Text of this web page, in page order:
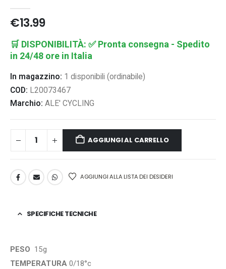
€13.99
🛒 DISPONIBILITÀ: ✅ Pronta consegna - Spedito
in 24/48 ore in Italia
In magazzino: 1 disponibili (ordinabile)
COD: L20073467
Marchio: ALE' CYCLING
AGGIUNGI AL CARRELLO
AGGIUNGI ALLA LISTA DEI DESIDERI
SPECIFICHE TECNICHE
PESO 15g
TEMPERATURA0/18°c